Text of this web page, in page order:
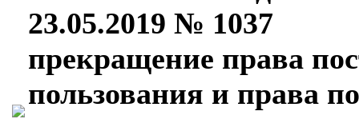
23.05.2019 № 1037
прекращение права
пользования и права